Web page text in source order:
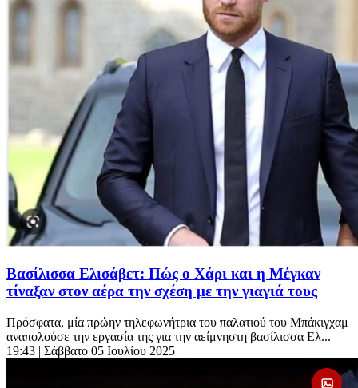
Βασίλισσα Ελισάβετ: Πώς ο Χάρι και η Μέγκαν
τίναξαν στον αέρα την σχέση με την γιαγιά τους
Πρόσφατα, μία πρώην τηλεφωνήτρια του παλατιού του Μπάκιγχαμ
αναπολούσε την εργασία της για την αείμνηστη βασίλισσα Ελ...
19:43 | Σάββατο 05 Ιουλίου 2025